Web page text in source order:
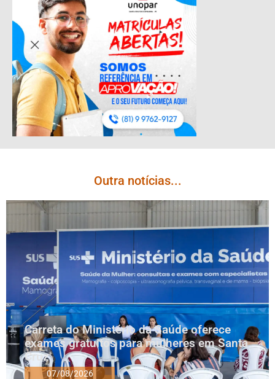
Outra notícias...
Carreta do Ministério da Saúde oferece
exames gratuitos para mulheres em Santa
Cruz
07/08/2026